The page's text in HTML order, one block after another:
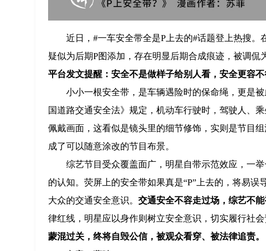
近日，#一车安全带全是P上去的#话题登上热搜
疑似为后期P图添加，存在明显后期合成痕迹，被调侃
平台发文提醒：安全不是做样子给别人看，安全更容不
小小一根安全带，是车辆遇险时的保命绳，更是
国道路交通安全法》规定，机动车行驶时，驾驶人、
佩戴画面，这看似是镜头里的细节修饰，实则是节目
成了可以随意涂改的节目布景。
综艺节目受众覆盖面广，明星自带示范效应，一
的认知。荧屏上的安全带如果真是“P”上去的，将易
大众的交通安全意识。 交通安全不容走过场，综艺不
律红线，明星应以身作则树立安全意识，切实履行社会
蒙混过关，终将自毁公信，被观众看穿、被法律追责。